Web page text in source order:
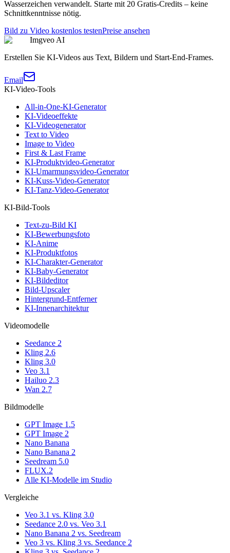
Wasserzeichen verwandelt. Starte mit 20 Gratis-Credits – keine
Schnittkenntnisse nötig.
Bild zu Video kostenlos testenPreise ansehen
Imgveo AI
Erstellen Sie KI-Videos aus Text, Bildern und Start-End-Frames.
Email
KI-Video-Tools
All-in-One-KI-Generator
KI-Videoeffekte
KI-Videogenerator
Text to Video
Image to Video
First & Last Frame
KI-Produktvideo-Generator
KI-Umarmungsvideo-Generator
KI-Kuss-Video-Generator
KI-Tanz-Video-Generator
KI-Bild-Tools
Text-zu-Bild KI
KI-Bewerbungsfoto
KI-Anime
KI-Produktfotos
KI-Charakter-Generator
KI-Baby-Generator
KI-Bildeditor
Bild-Upscaler
Hintergrund-Entferner
KI-Innenarchitektur
Videomodelle
Seedance 2
Kling 2.6
Kling 3.0
Veo 3.1
Hailuo 2.3
Wan 2.7
Bildmodelle
GPT Image 1.5
GPT Image 2
Nano Banana
Nano Banana 2
Seedream 5.0
FLUX.2
Alle KI-Modelle im Studio
Vergleiche
Veo 3.1 vs. Kling 3.0
Seedance 2.0 vs. Veo 3.1
Nano Banana 2 vs. Seedream
Veo 3 vs. Kling 3 vs. Seedance 2